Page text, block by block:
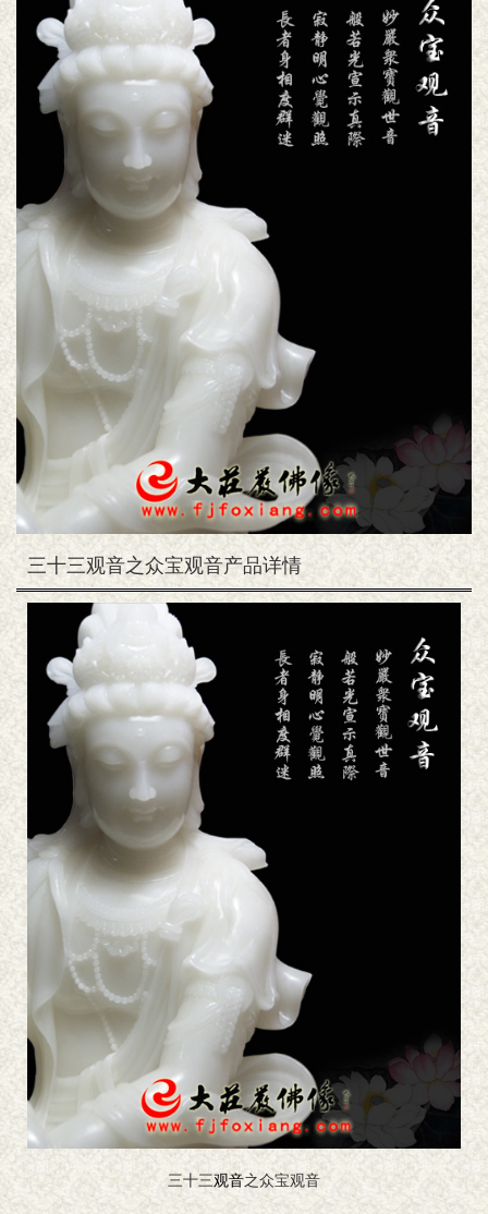
三十三观音之众宝观音产品详情
三十三观音之众宝观音